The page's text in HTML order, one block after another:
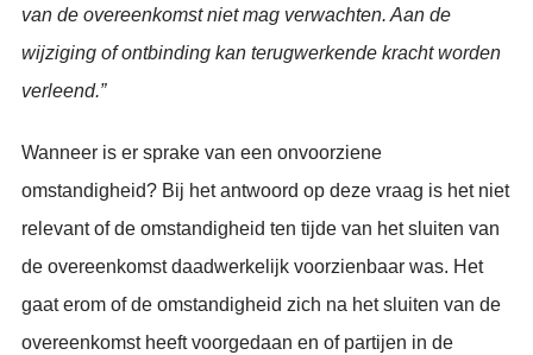
van de overeenkomst niet mag verwachten. Aan de
wijziging of ontbinding kan terugwerkende kracht worden
verleend.”
Wanneer is er sprake van een onvoorziene
omstandigheid? Bij het antwoord op deze vraag is het niet
relevant of de omstandigheid ten tijde van het sluiten van
de overeenkomst daadwerkelijk voorzienbaar was. Het
gaat erom of de omstandigheid zich na het sluiten van de
overeenkomst heeft voorgedaan en of partijen in de